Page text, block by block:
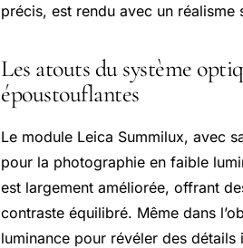
précis, est rendu avec un réalisme
Les atouts du système
époustouflantes
Le module Leica Summilux, avec
pour la photographie en faible
est largement améliorée, offrant
contraste équilibré. Même dans
luminance pour révéler des